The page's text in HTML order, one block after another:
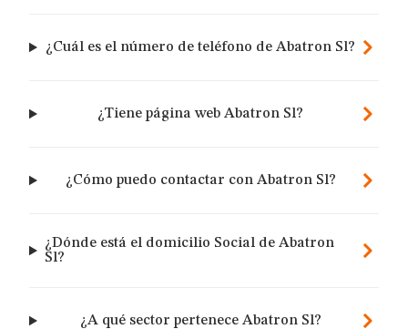
¿Cuál es el número de teléfono de Abatron Sl?
¿Tiene página web Abatron Sl?
¿Cómo puedo contactar con Abatron Sl?
¿Dónde está el domicilio Social de Abatron
Sl?
¿A qué sector pertenece Abatron Sl?